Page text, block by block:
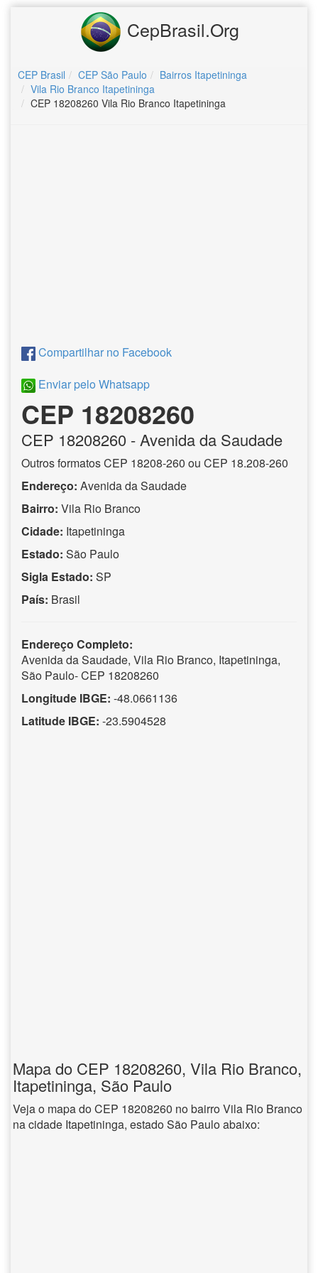
CepBrasil.Org
CEP Brasil CEP São Paulo
Bairros Itapetininga
Vila Rio Branco Itapetininga
CEP 18208260 Vila Rio Branco Itapetininga
Compartilhar no Facebook
Enviar pelo Whatsapp
CEP 18208260
CEP 18208260 - Avenida da Saudade
Outros formatos CEP 18208-260 ou CEP 18.208-260
Endereço: Avenida da Saudade
Bairro: Vila Rio Branco
Cidade: Itapetininga
Estado: São Paulo
Sigla Estado: SP
País: Brasil
Endereço Completo:
Avenida da Saudade, Vila Rio Branco, Itapetininga,
São Paulo- CEP 18208260
Longitude IBGE: -48.0661136
Latitude IBGE: -23.5904528
Mapa do CEP 18208260, Vila Rio Branco,
Itapetininga, São Paulo
Veja o mapa do CEP 18208260 no bairro Vila Rio Branco
na cidade Itapetininga, estado São Paulo abaixo: